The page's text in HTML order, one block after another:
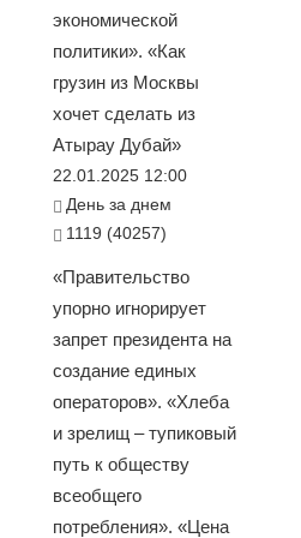
экономической
политики». «Как
грузин из Москвы
хочет сделать из
Атырау Дубай»
22.01.2025 12:00
День за днем
1119 (40257)
«Правительство
упорно игнорирует
запрет президента на
создание единых
операторов». «Хлеба
и зрелищ – тупиковый
путь к обществу
всеобщего
потребления». «Цена